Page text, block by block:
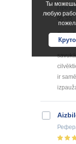
Ты
любую
ir